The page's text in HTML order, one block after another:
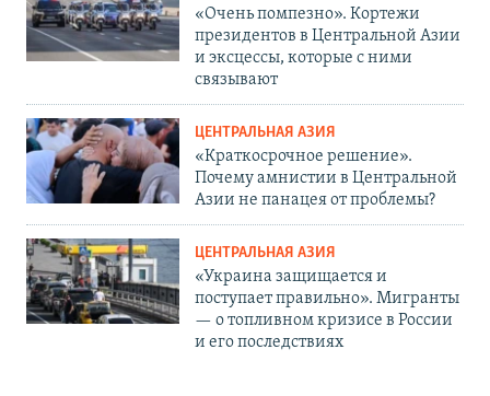
«Очень помпезно». Кортежи
президентов в Центральной Азии
и эксцессы, которые с ними
связывают
ЦЕНТРАЛЬНАЯ АЗИЯ
«Краткосрочное решение».
Почему амнистии в Центральной
Азии не панацея от проблемы?
ЦЕНТРАЛЬНАЯ АЗИЯ
«Украина защищается и
поступает правильно». Мигранты
— о топливном кризисе в России
и его последствиях